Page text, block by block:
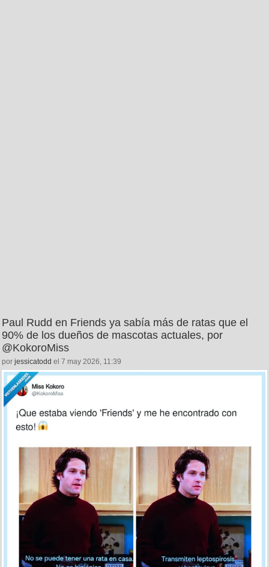
Paul Rudd en Friends ya sabía más de ratas que el
90% de los dueños de mascotas actuales, por
@KokoroMiss
por jessicatodd el 7 may 2026, 11:39